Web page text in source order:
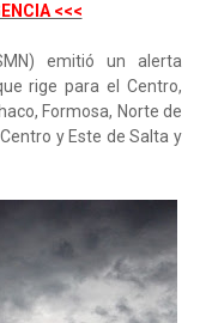
<<<
emitió un alerta
rige para el Centro,
Formosa, Norte de
y Este de Salta y